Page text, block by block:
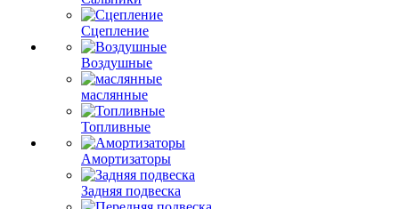
Сцепление
Воздушные
маслянные
Топливные
Амортизаторы
Задняя подвеска